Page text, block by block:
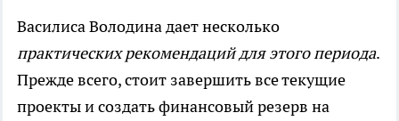
Василиса Володина дает несколько
практических рекомендаций для этого периода.
Прежде всего, стоит завершить все текущие
проекты и создать финансовый резерв на